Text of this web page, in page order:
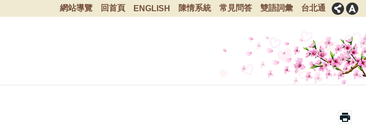
網站導覽 回首頁 ENGLISH 陳情系統 常見問答 雙語詞彙 台北通